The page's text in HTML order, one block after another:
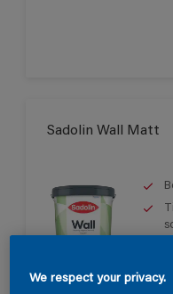
Sadolin Wall Matt
Kun tilgængelig i
We respect your privacy.